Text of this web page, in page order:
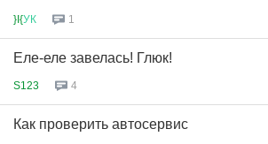
}I{УК 1
Еле-еле завелась! Глюк!
S123 4
Как проверить автосервис